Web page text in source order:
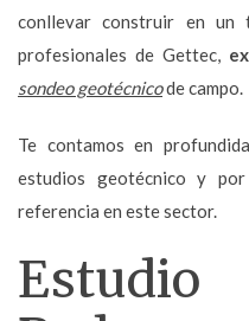
conllevar construir en un
profesionales de Gettec,
sondeo geotécnicode campo.
Te contamos en
estudios geotécnico y
referencia en este sector.
Estudio